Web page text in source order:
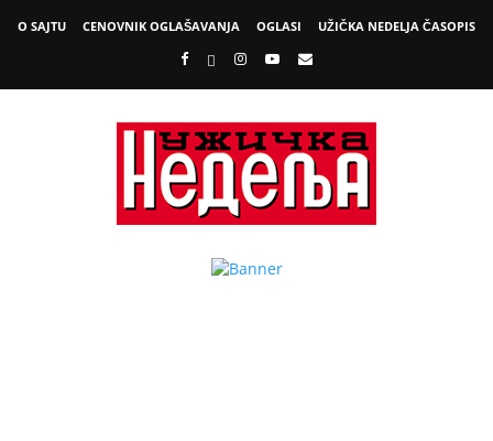
O SAJTU CENOVNIK OGLAŠAVANJA OGLASI UŽIČKA NEDELJA ČASOPIS